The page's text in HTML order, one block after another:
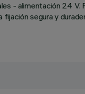
- alimentación 24 V.
segura y